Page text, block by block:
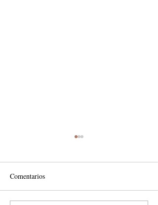
Comentarios